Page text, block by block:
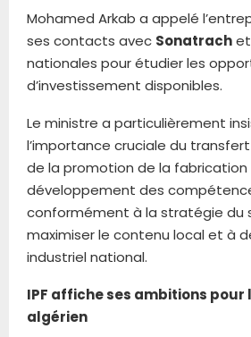
Mohamed Arkab a appelé
ses contacts avec Sonatrach
nationales pour étudier les
d’investissement disponibles.
Le ministre a particulièrement
l’importance cruciale du
de la promotion de la
développement des
conformément à la stratégie du
maximiser le contenu local et à
industriel national.
IPF affiche ses ambitions pour
algérien